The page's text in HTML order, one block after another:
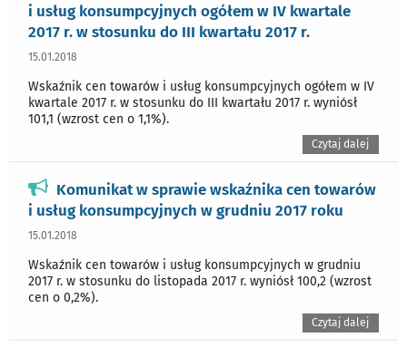
i usług konsumpcyjnych ogółem w IV kwartale
2017 r. w stosunku do III kwartału 2017 r.
15.01.2018
Wskaźnik cen towarów i usług konsumpcyjnych ogółem w IV
kwartale 2017 r. w stosunku do III kwartału 2017 r. wyniósł
101,1 (wzrost cen o 1,1%).
Czytaj dalej
Komunikat w sprawie wskaźnika cen towarów
i usług konsumpcyjnych w grudniu 2017 roku
15.01.2018
Wskaźnik cen towarów i usług konsumpcyjnych w grudniu
2017 r. w stosunku do listopada 2017 r. wyniósł 100,2 (wzrost
cen o 0,2%).
Czytaj dalej